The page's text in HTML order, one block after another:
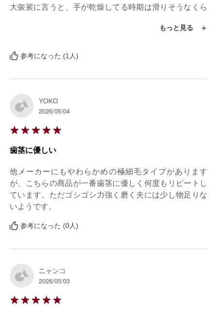
大袈裟に言うと、手が乾燥してる時期は滑りそうなくら
肝心の毛ですが、かなり柔らかいです。これは1ヶ月持
リピートするかと聞かれたら、正直しないかなぁ。
もっと見る
参考になった (1人)
YOKO
2026/05/04
歯茎に優しい
他メーカーにもやわらかめの極細毛タイプがあります
が、こちらの商品が一番歯茎に優しく何度もリピートし
ています。ただゴシゴシ力強く磨く夫には少し物足りな
いようです。
参考になった (0人)
ニャンコ
2026/05/03